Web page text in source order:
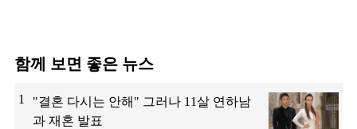
함께 보면 좋은 뉴스
1
"결혼 다시는 안해" 그러나 11살 연하남
과 재혼 발표